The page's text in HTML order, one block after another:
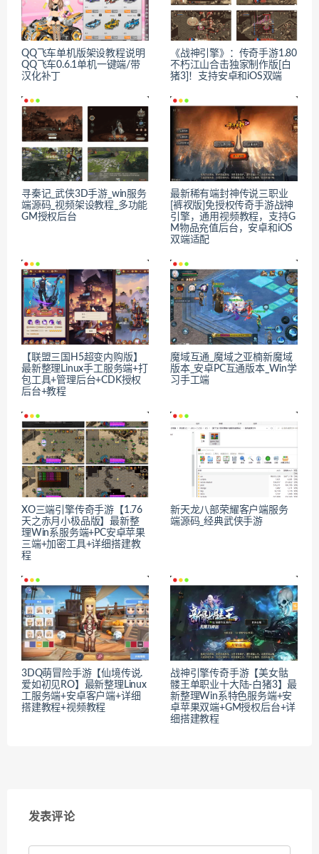
QQ飞车单机版架设教程说明
QQ飞车0.6.1单机一键端/带
汉化补丁
《战神引擎》：传奇手游1.80
不朽江山合击独家制作版[白
猪3]！支持安卓和iOS双端
寻秦记_武侠3D手游_win服务
端源码_视频架设教程_多功能
GM授权后台
最新稀有端封神传说三职业
[裤衩版]免授权传奇手游战神
引擎，通用视频教程，支持G
M物品充值后台，安卓和iOS
双端适配
【联盟三国H5超变内购版】
最新整理Linux手工服务端+打
包工具+管理后台+CDK授权
后台+教程
魔域互通_魔域之亚楠新魔域
版本_安卓PC互通版本_Win学
习手工端
XO三端引擎传奇手游【1.76
天之赤月小极品版】最新整
理Win系服务端+PC安卓苹果
三端+加密工具+详细搭建教
程
新天龙八部荣耀客户端服务
端源码_经典武侠手游
3DQ萌冒险手游【仙境传说.
爱如初见RO】最新整理Linux
工服务端+安卓客户端+详细
搭建教程+视频教程
战神引擎传奇手游【美女骷
髅王单职业十大陆-白猪3】最
新整理Win系特色服务端+安
卓苹果双端+GM授权后台+详
细搭建教程
发表评论